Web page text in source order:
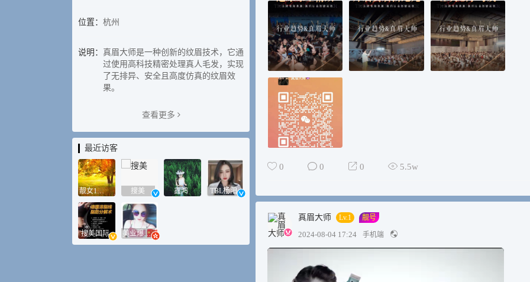
位置： 杭州
说明： 真眉大师是一种创新的纹眉技术，它通
过使用高科技精密处理真人毛发，实现
了无排异、安全且高度仿真的纹眉效
果。
查看更多
最近访客
靓女1号店 搜美 鑫鸿 TBL杨阳
搜美国际 美业爆款平台
0 0 0 5.5w
真眉大师 Lv.1 靓号
2024-08-04 17:24 手机端